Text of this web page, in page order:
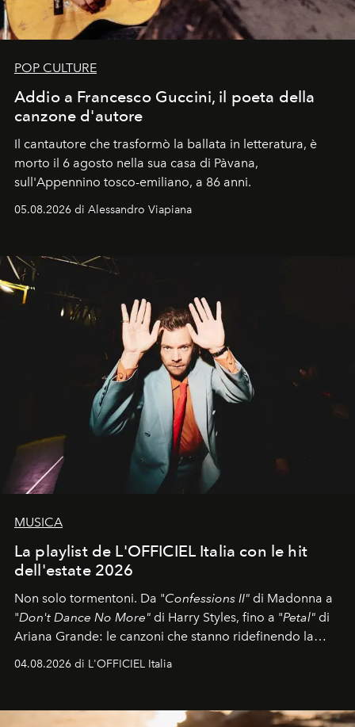
POP CULTURE
Addio a Francesco Guccini, il poeta della
canzone d'autore
Il cantautore che trasformò la ballata in letteratura, è
morto il 6 agosto nella sua casa di Pàvana,
sull'Appennino tosco-emiliano, a 86 anni.
05.08.2026 di Alessandro Viapiana
MUSICA
La playlist de L'OFFICIEL Italia con le hit
dell'estate 2026
Non solo tormentoni. Da "Confessions II" di Madonna a
"Don't Dance No More" di Harry Styles, fino a "Petal" di
Ariana Grande: le canzoni che stanno ridefinendo la
04.08.2026 di L'OFFICIEL Italia